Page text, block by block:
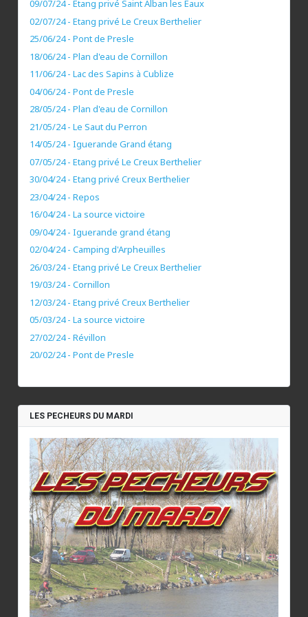
LES PECHEURS DU MARDI
09/07/24 - Etang privé Saint Alban les Eaux
02/07/24 - Etang privé Le Creux Berthelier
25/06/24 - Pont de Presle
18/06/24 - Plan d'eau de Cornillon
11/06/24 - Lac des Sapins à Cublize
04/06/24 - Pont de Presle
28/05/24 - Plan d'eau de Cornillon
21/05/24 - Le Saut du Perron
14/05/24 - Iguerande Grand étang
07/05/24 - Etang privé Le Creux Berthelier
30/04/24 - Etang privé Creux Berthelier
23/04/24 - Repos
16/04/24 - La source victoire
09/04/24 - Iguerande grand étang
02/04/24 - Camping d'Arpheuilles
26/03/24 - Etang privé Le Creux Berthelier
19/03/24 - Cornillon
12/03/24 - Etang privé Creux Berthelier
05/03/24 - La source victoire
27/02/24 - Révillon
20/02/24 - Pont de Presle